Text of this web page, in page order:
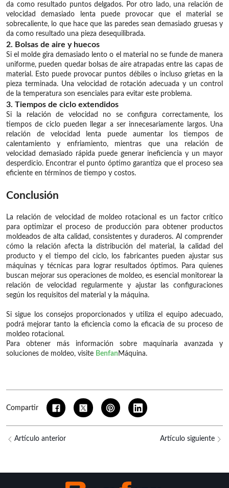
da como resultado puntos delgados. Por otro lado, una relación de
velocidad demasiado lenta puede provocar que el material se
sobrecaliente, lo que hace que las paredes sean demasiado gruesas y
da como resultado una pieza desequilibrada.
2. Bolsas de aire y huecos
Si el molde gira demasiado lento o el material no se funde de manera
uniforme, pueden quedar bolsas de aire atrapadas entre las capas de
material. Esto puede provocar puntos débiles o incluso grietas en la
pieza terminada. Una velocidad de rotación adecuada y un control
de la temperatura son esenciales para evitar este problema.
3. Tiempos de ciclo extendidos
Si la relación de velocidad no se configura correctamente, los
tiempos de ciclo pueden llegar a ser innecesariamente largos. Una
relación de velocidad lenta puede aumentar los tiempos de
calentamiento y enfriamiento, mientras que una relación de
velocidad demasiado rápida puede generar ineficiencia y un mayor
desperdicio. Encontrar el punto óptimo garantiza que el proceso sea
eficiente en términos de tiempo y costos.
Conclusión
La relación de velocidad de moldeo rotacional es un factor crítico
para optimizar el proceso de producción para obtener productos
moldeados de alta calidad, consistentes y duraderos. Al comprender
cómo la relación afecta la distribución del material, la calidad del
producto y el tiempo del ciclo, los fabricantes pueden ajustar sus
máquinas y técnicas para lograr resultados óptimos. Para quienes
buscan mejorar sus operaciones de moldeo, es esencial monitorear la
relación de velocidad regularmente y ajustar las configuraciones
según los requisitos del material y la máquina.
Si sigue los consejos proporcionados y utiliza el equipo adecuado,
podrá mejorar tanto la eficiencia como la eficacia de su proceso de
moldeo rotacional.
Para obtener más información sobre maquinaria avanzada y
soluciones de moldeo, visite Benfan Máquina.
Compartir
Artículo anterior Artículo siguiente